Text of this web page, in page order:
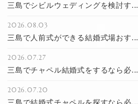
三島でシビルウェディングを検討す...
2026.08.03
三島で人前式ができる結婚式場おす...
2026.07.27
三島でチャペル結婚式をするなら必...
2026.07.20
三島で結婚式チャペルを探すなら必...